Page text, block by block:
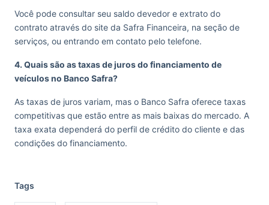
Você pode consultar seu saldo devedor e extrato do
contrato através do site da Safra Financeira, na seção de
serviços, ou entrando em contato pelo telefone​.
4. Quais são as taxas de juros do financiamento de
veículos no Banco Safra?
As taxas de juros variam, mas o Banco Safra oferece taxas
competitivas que estão entre as mais baixas do mercado. A
taxa exata dependerá do perfil de crédito do cliente e das
condições do financiamento.
Tags